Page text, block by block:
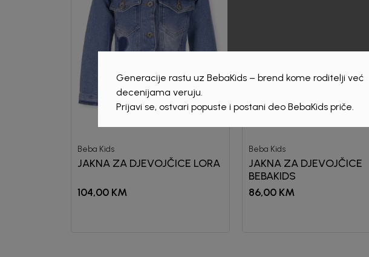
Beba Kids
JAKNA ZA DJEVOJČICE LORA
104,00 KM
Beba Kids
JAKNA ZA DJEVOJČICE
BEBAKIDS
86,00 KM
Generacije rastu uz BebaKids – brend kome roditelji već
decenijama veruju.
Prijavi se, ostvari popuste i postani deo BebaKids priče.